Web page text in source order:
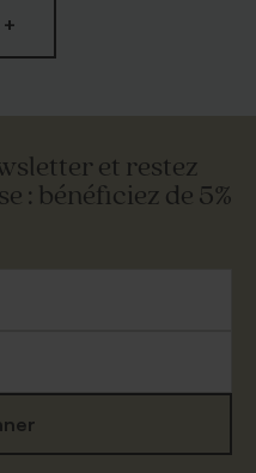
et restez
: bénéficiez de 5%